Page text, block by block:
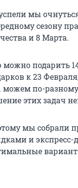
мы
сезону
и 8 Марта.
можно подарить
к 23
по-разному
этих задач
мы собрали
и экспресс-